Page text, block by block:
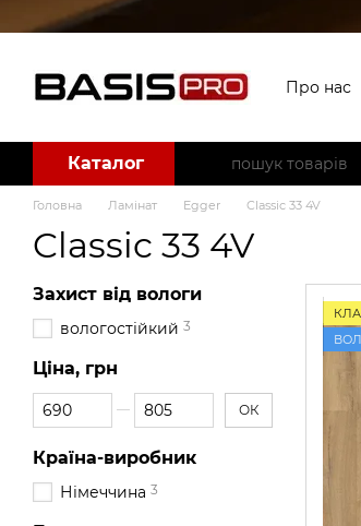
Перейти до основного контенту
Про нас
Каталог
Головна Ламінат Egger Classic 33 4V
Classic 33 4V
Захист від вологи
вологостійкий 3
Ціна, грн
Від Ціна, грн
До Ціна, грн ОК
Країна-виробник
Німеччина 3